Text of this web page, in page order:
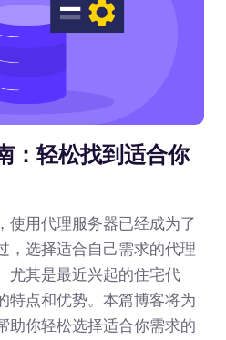
：轻松找到适合你
使用代理服务器已经成为了
，选择适合自己需求的代理
尤其是最近兴起的住宅代
特点和优势。本篇博客将为
助你轻松选择适合你需求的